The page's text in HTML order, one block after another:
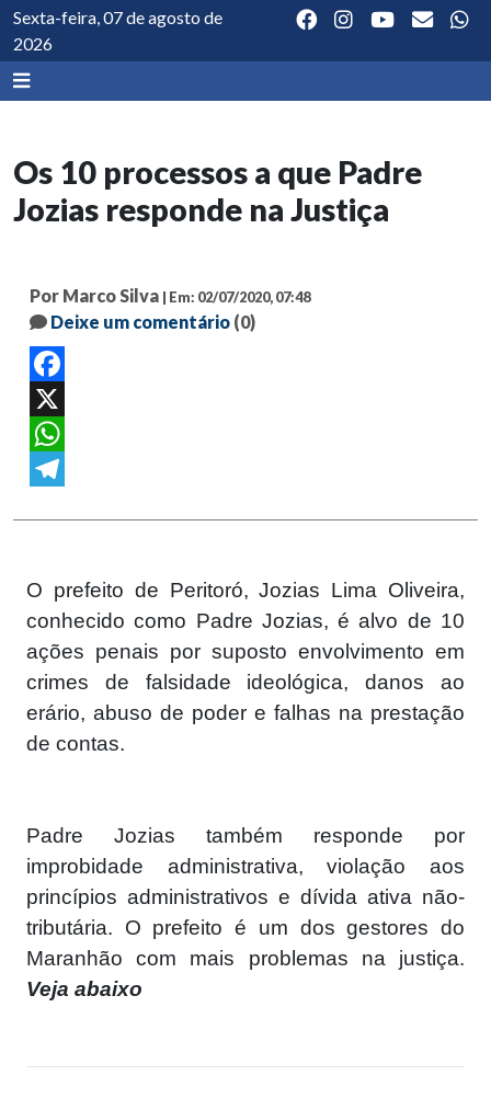
Sexta-feira, 07 de agosto de
2026
Os 10 processos a que Padre
Jozias responde na Justiça
Por Marco Silva | Em: 02/07/2020, 07:48
Deixe um comentário (0)
Facebook
X
WhatsApp
O prefeito de Peritoró, Jozias Lima Oliveira,
conhecido como Padre Jozias, é alvo de 10
ações penais por suposto envolvimento em
crimes de falsidade ideológica, danos ao
erário, abuso de poder e falhas na prestação
de contas.
Padre Jozias também responde por
improbidade administrativa, violação aos
princípios administrativos e dívida ativa não-
tributária. O prefeito é um dos gestores do
Maranhão com mais problemas na justiça.
Veja abaixo